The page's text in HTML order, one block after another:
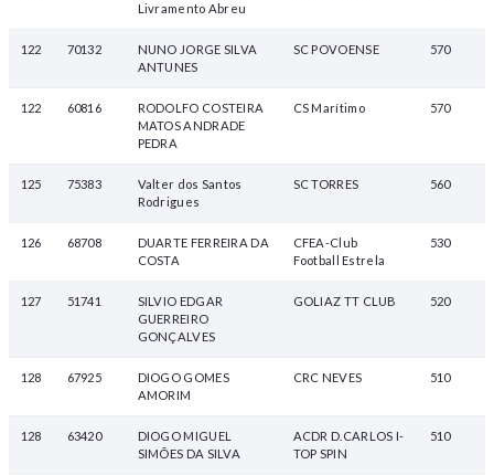
Livramento Abreu
122 70132
NUNO JORGE SILVA
ANTUNES
SC POVOENSE 570
122 60816
RODOLFO COSTEIRA
MATOS ANDRADE
PEDRA
CS Marítimo 570
125 75383
Valter dos Santos
Rodrigues
SC TORRES 560
126 68708
DUARTE FERREIRA DA
COSTA
CFEA-Club
Football Estrela
530
127 51741
SILVIO EDGAR
GUERREIRO
GONÇALVES
GOLIAZ TT CLUB 520
128 67925
DIOGO GOMES
AMORIM
CRC NEVES 510
128 63420
DIOGO MIGUEL
SIMÕES DA SILVA
ACDR D.CARLOS I-
TOP SPIN
510